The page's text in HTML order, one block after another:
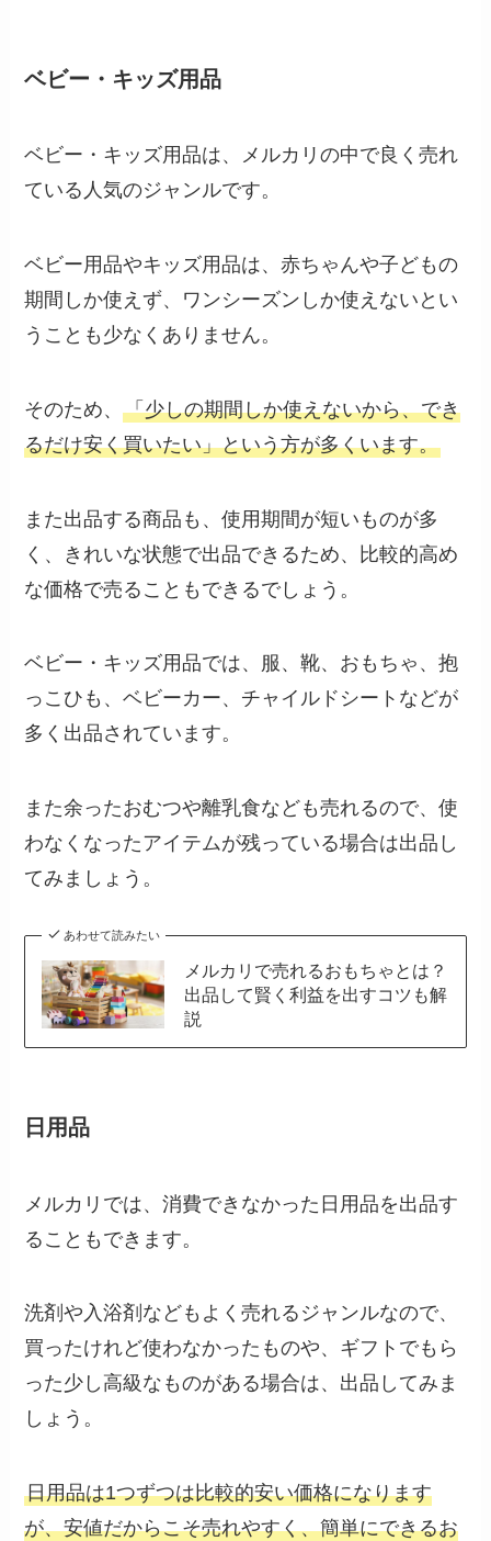
ベビー・キッズ用品
ベビー・キッズ用品は、メルカリの中で良く売れ
ている人気のジャンルです。
ベビー用品やキッズ用品は、赤ちゃんや子どもの
期間しか使えず、ワンシーズンしか使えないとい
うことも少なくありません。
そのため、「少しの期間しか使えないから、でき
るだけ安く買いたい」という方が多くいます。
また出品する商品も、使用期間が短いものが多
く、きれいな状態で出品できるため、比較的高め
な価格で売ることもできるでしょう。
ベビー・キッズ用品では、服、靴、おもちゃ、抱
っこひも、ベビーカー、チャイルドシートなどが
多く出品されています。
また余ったおむつや離乳食なども売れるので、使
わなくなったアイテムが残っている場合は出品し
てみましょう。
あわせて読みたい
メルカリで売れるおもちゃとは？
出品して賢く利益を出すコツも解
説
日用品
メルカリでは、消費できなかった日用品を出品す
ることもできます。
洗剤や入浴剤などもよく売れるジャンルなので、
買ったけれど使わなかったものや、ギフトでもら
った少し高級なものがある場合は、出品してみま
しょう。
日用品は1つずつは比較的安い価格になります
が、安値だからこそ売れやすく、簡単にできるお